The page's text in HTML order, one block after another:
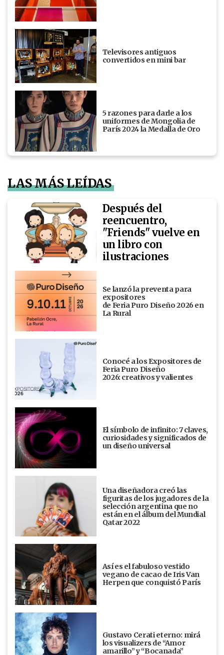
Televisores antiguos
convertidos en mini bar
5 razones para darle a los
uniformes de Mongolia de
París 2024 la Medalla de Oro
LAS MÁS LEÍDAS
Después del
reencuentro,
"Friends" vuelve en
un libro con
ilustraciones
Se lanzó la preventa para
expositores
de Feria Puro Diseño 2026 en
La Rural
Conocé a los Expositores de
Feria Puro Diseño
2026: creativos y valientes
El símbolo de infinito: 7 claves,
curiosidades y significados de
un diseño universal
Una diseñadora creó las
figuritas de los jugadores de la
selección argentina que no
están en el álbum del Mundial
Qatar 2022
Así es el fabuloso vestido
vegano de cacao de Iris Van
Herpen que conquistó París
Gustavo Cerati eterno: mirá
los visualizers de “Amor
amarillo” y “Bocanada”